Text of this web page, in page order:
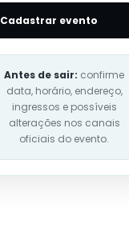
Cadastrar evento
Antes de sair: confirme
data, horário, endereço,
ingressos e possíveis
alterações nos canais
oficiais do evento.